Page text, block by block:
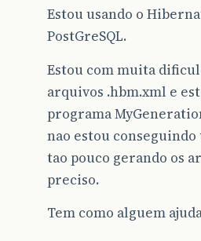
Estou usando o
PostGreSQL.
Estou com muita
arquivos .hbm.xml e
programa
nao estou conseguindo
tao pouco gerando os
preciso.
Tem como alguem